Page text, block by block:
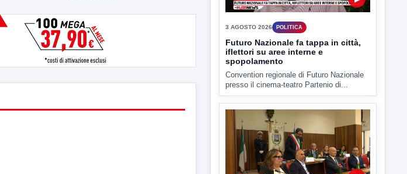
3 AGOSTO 2026
Futuro Nazionale fa tappa in città,
iflettori su aree interne e
spopolamento
Convention regionale di Futuro Nazionale
presso il cinema-teatro Partenio di...